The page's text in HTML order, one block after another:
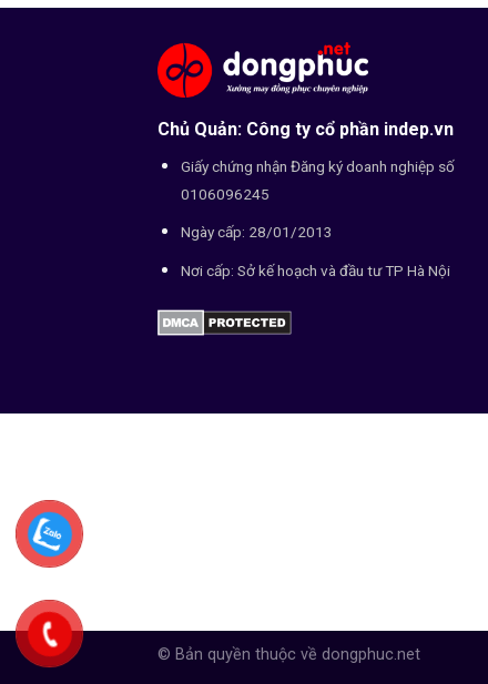
Chủ Quản: Công ty cổ phần indep.vn
Giấy chứng nhận Đăng ký doanh nghiệp số
0106096245
Ngày cấp: 28/01/2013
Nơi cấp: Sở kế hoạch và đầu tư TP Hà Nội
© Bản quyền thuộc về dongphuc.net